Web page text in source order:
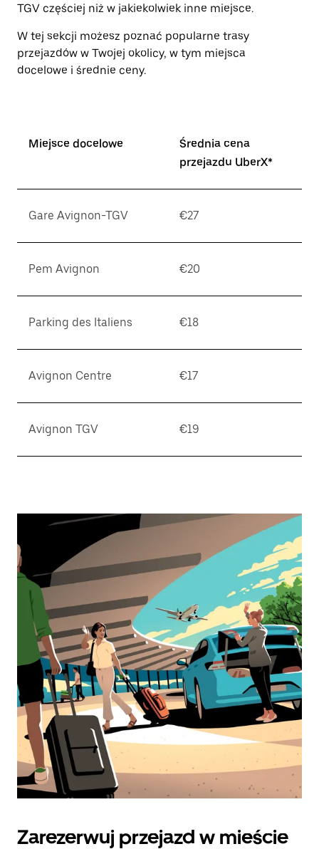
TGV częściej niż w jakiekolwiek inne miejsce.
W tej sekcji możesz poznać popularne trasy
przejazdów w Twojej okolicy, w tym miejsca
docelowe i średnie ceny.
Miejsce docelowe
Średnia cena
przejazdu UberX*
Gare Avignon-TGV €27
Pem Avignon €20
Parking des Italiens €18
Avignon Centre €17
Avignon TGV €19
Zarezerwuj przejazd w mieście